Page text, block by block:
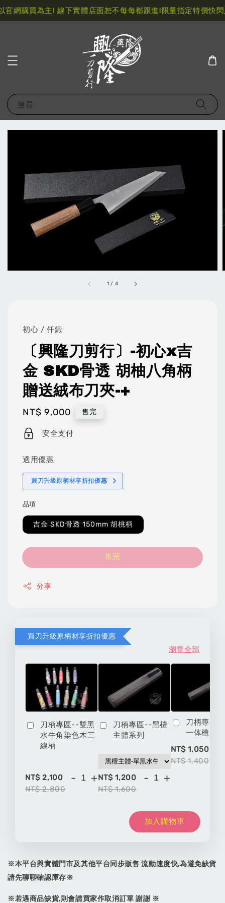
網購買為主! 線下實體店面恕不每每都跟進!限量指定特價快閃
搜尋
1 / 4
初心 / 仟鍛
〔興隆刀剪行〕-初心x吉
金 SKD骨透 胡柚八角柄
贈送絨布刀夾-+
Regular
price
NT$ 9,000 售完
安全支付
適用優惠
買刀升級原柄材享折扣優惠
品項
吉金 SKD骨透 150mm 胡桃柄
售完
分享
買刀升級原柄材享折扣優惠
瀏覽全部
刀柄專區--雙黑
水牛角染色木三
線柄
NT$ 2,100
NT$ 2,800
- +
刀柄專區--黑檀
主體系列
NT$ 1,200
NT$ 1,600
- +
刀柄專區
一体檀八
NT$ 1,050
NT$ 1,400
加入購物車
※本平台與實體門市及其他平台同步販售 流動速度快,為避免缺貨
請先聊聊確認庫存※
※若遇商品缺貨,則會請買家作取消訂單 謝謝 ※